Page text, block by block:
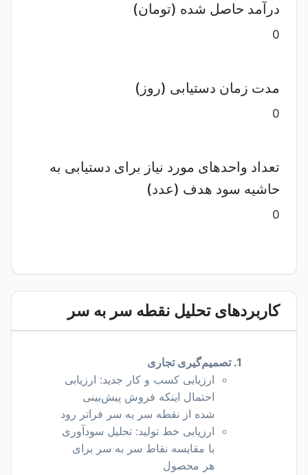
درآمد حاصل شده (تومان)
0
مدت زمان دستیابی (روز)
0
تعداد واحدهای مورد نیاز برای دستیابی به
حاشیه سود هدف (عدد)
0
کاربردهای تحلیل نقطه سر به سر
1. تصمیم‌گیری تجاری
ارزیابی کسب و کار جدید: ارزیابی
احتمال اینکه فروش پیش‌بینی
شده از نقطه سر به سر فراتر رود
ارزیابی خط تولید: تحلیل سودآوری
با مقایسه نقاط سر به سر برای
هر محصول